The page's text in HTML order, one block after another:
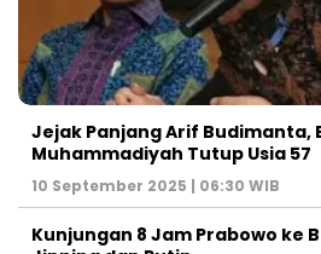
Jejak Panjang Arif Budimanta,
Muhammadiyah Tutup Usia 57
10 September 2025 | 06:30 WIB
Kunjungan 8 Jam Prabowo ke